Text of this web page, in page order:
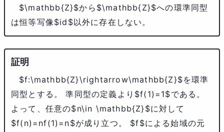
$\mathbb{Z}$から $\mathbb{Z}$への環準同型
は恒等写像$id$以外に存在しない。
$f:\mathbb{Z}\rightarrow\mathbb{Z}$を環準
同型とする。 準同型の定義より $f(1)=1$である。
よって、任意の$n\in \mathbb{Z}$に対して
$f(n)=nf(1)=n$が成り立つ。 $f$による始域の元